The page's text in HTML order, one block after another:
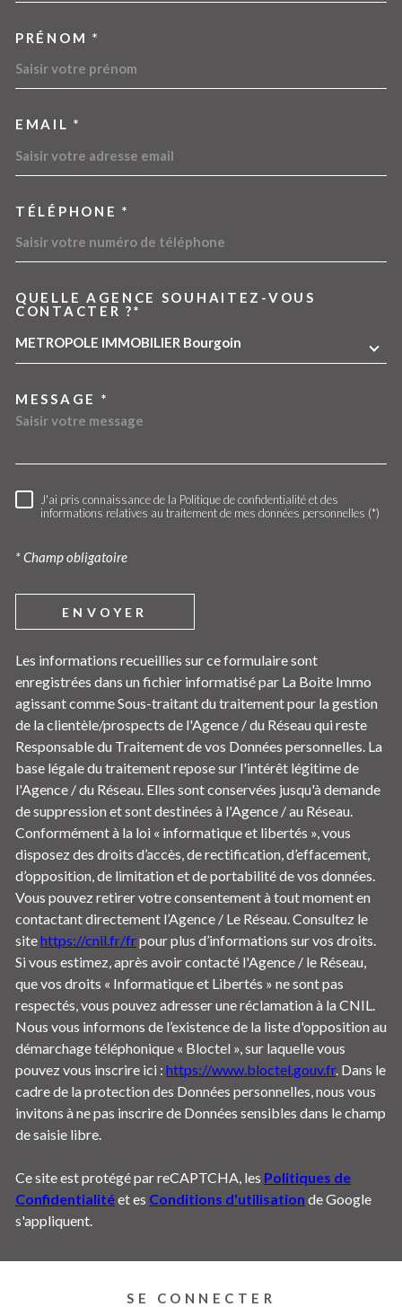
PRÉNOM *
EMAIL *
TÉLÉPHONE *
QUELLE AGENCE SOUHAITEZ-VOUS
CONTACTER ?*
METROPOLE IMMOBILIER Bourgoin
MESSAGE *
RÈGLEMENTATION
J'ai pris connaissance de la Politique de confidentialité et des
informations relatives au traitement de mes données personnelles (*)
* Champ obligatoire
ENVOYER
Les informations recueillies sur ce formulaire sont
enregistrées dans un fichier informatisé par La Boite Immo
agissant comme Sous-traitant du traitement pour la gestion
de la clientèle/prospects de l'Agence / du Réseau qui reste
Responsable du Traitement de vos Données personnelles. La
base légale du traitement repose sur l'intérêt légitime de
l'Agence / du Réseau. Elles sont conservées jusqu'à demande
de suppression et sont destinées à l'Agence / au Réseau.
Conformément à la loi « informatique et libertés », vous
disposez des droits d’accès, de rectification, d’effacement,
d’opposition, de limitation et de portabilité de vos données.
Vous pouvez retirer votre consentement à tout moment en
contactant directement l’Agence / Le Réseau. Consultez le
sitehttps://cnil.fr/frpour plus d’informations sur vos droits.
Si vous estimez, après avoir contacté l'Agence / le Réseau,
que vos droits « Informatique et Libertés » ne sont pas
respectés, vous pouvez adresser une réclamation à la CNIL.
Nous vous informons de l’existence de la liste d'opposition au
démarchage téléphonique « Bloctel », sur laquelle vous
pouvez vous inscrire ici : https://www.bloctel.gouv.fr. Dans le
cadre de la protection des Données personnelles, nous vous
invitons à ne pas inscrire de Données sensibles dans le champ
de saisie libre.
Ce site est protégé par reCAPTCHA, les Politiques de
Confidentialitéet es Conditions d'utilisation de Google
s'appliquent.
SE CONNECTER